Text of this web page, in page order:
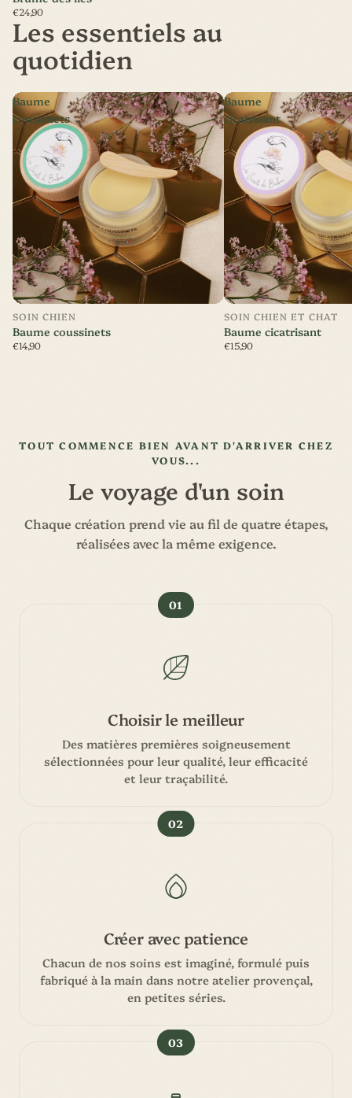
€24,90
Les essentiels au
quotidien
Baume
coussinets
SOIN CHIEN
Baume coussinets
€14,90
Baume
cicatrisant
SOIN CHIEN ET CHAT
Baume cicatrisant
€15,90
TOUT COMMENCE BIEN AVANT D'ARRIVER CHEZ
VOUS...
Le voyage d'un soin
Chaque création prend vie au fil de quatre étapes,
réalisées avec la même exigence.
01
Choisir le meilleur
Des matières premières soigneusement
sélectionnées pour leur qualité, leur efficacité
et leur traçabilité.
02
Créer avec patience
Chacun de nos soins est imaginé, formulé puis
fabriqué à la main dans notre atelier provençal,
en petites séries.
03